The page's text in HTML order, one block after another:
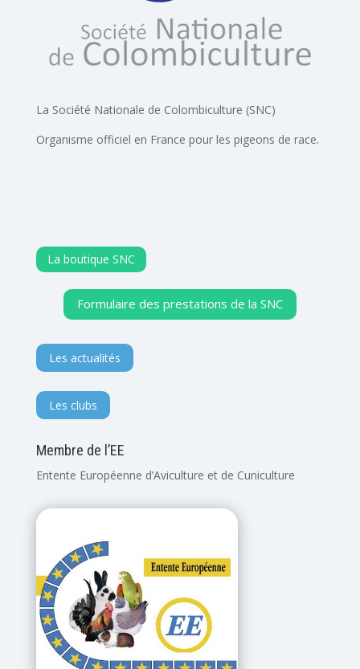
La Société Nationale de Colombiculture (SNC)
Organisme officiel en France pour les pigeons de race.
La boutique SNC
Formulaire des prestations de la SNC
Les actualités
Les clubs
Membre de l’EE
Entente Européenne d’Aviculture et de Cuniculture